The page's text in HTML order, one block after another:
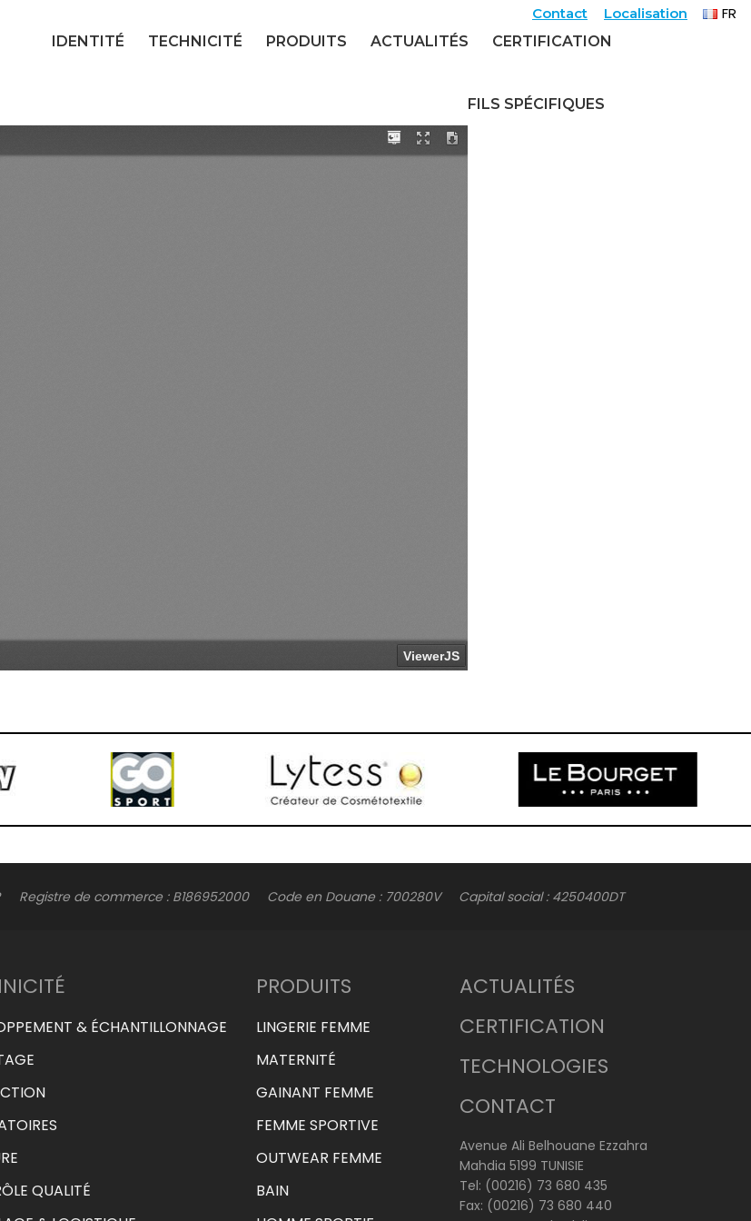
FR
IDENTITÉ TECHNICITÉ PRODUITS ACTUALITÉS CERTIFICATION
FILS SPÉCIFIQUES
Contact Localisation
Registre de commerce : B186952000 Code en Douane : 700280V Capital social : 4250400DT
& ÉCHANTILLONNAGE
QUALITÉ
PRODUITS
LINGERIE FEMME
MATERNITÉ
GAINANT FEMME
FEMME SPORTIVE
OUTWEAR FEMME
BAIN
ACTUALITÉS
CERTIFICATION
TECHNOLOGIES
CONTACT
Avenue Ali Belhouane Ezzahra
Mahdia 5199 TUNISIE
Tel: (00216) 73 680 435
Fax: (00216) 73 680 440